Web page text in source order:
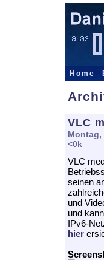
Home
VLC
Montag,
<0k
VLC
seinen
und
und
IPv6-
hier